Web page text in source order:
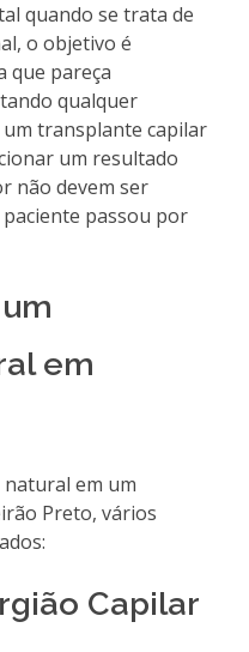
quando se trata de
o objetivo é
que pareça
qualquer
transplante capilar
um resultado
não devem ser
passou por
em
em um
Preto, vários
Capilar